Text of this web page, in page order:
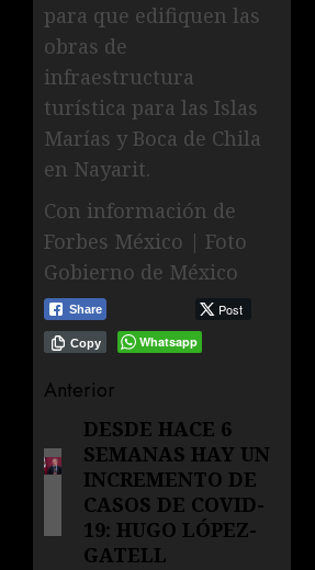
para que edifiquen las
obras de
infraestructura
turística para las Islas
Marías y Boca de Chila
en Nayarit.
Con información de
Forbes México | Foto
Gobierno de México
Share Post
Whatsapp
Copy
Navegación
de
entradas
Anterior
Entrada
anterior:
DESDE HACE 6
SEMANAS HAY UN
INCREMENTO DE
CASOS DE COVID-
19: HUGO LÓPEZ-
GATELL